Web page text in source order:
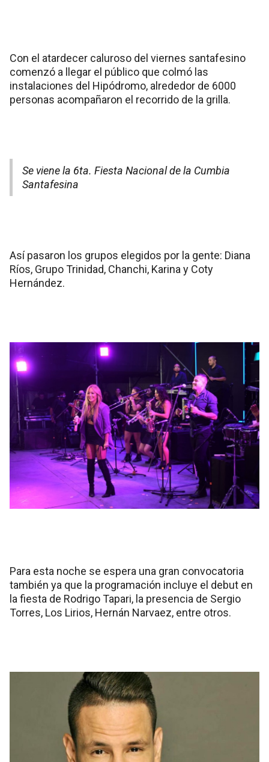
Con el atardecer caluroso del viernes santafesino
comenzó a llegar el público que colmó las
instalaciones del Hipódromo, alrededor de 6000
personas acompañaron el recorrido de la grilla.
Se viene la 6ta. Fiesta Nacional de la Cumbia
Santafesina
Así pasaron los grupos elegidos por la gente: Diana
Ríos, Grupo Trinidad, Chanchi, Karina y Coty
Hernández.
Para esta noche se espera una gran convocatoria
también ya que la programación incluye el debut en
la fiesta de Rodrigo Tapari, la presencia de Sergio
Torres, Los Lirios, Hernán Narvaez, entre otros.